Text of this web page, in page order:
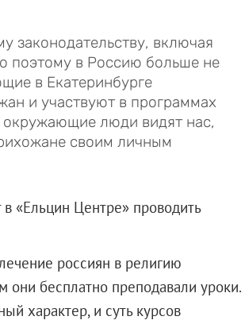
законодательству, включая
поэтому в Россию больше не
в Екатеринбурге
и участвуют в программах
окружающие люди видят нас,
своим личным
«Ельцин Центре» проводить
россиян в религию
бесплатно преподавали уроки.
характер, и суть курсов